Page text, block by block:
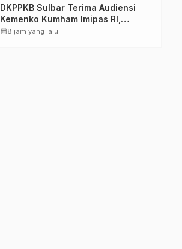
DKPPKB Sulbar Terima Audiensi
Kemenko Kumham Imipas RI,
Perkuat Pelayanan Kesehatan bagi
calendar_month8 jam yang lalu